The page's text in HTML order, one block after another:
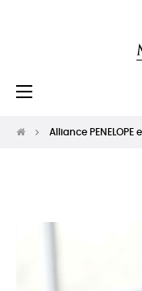
Basculer
☰
Alliance